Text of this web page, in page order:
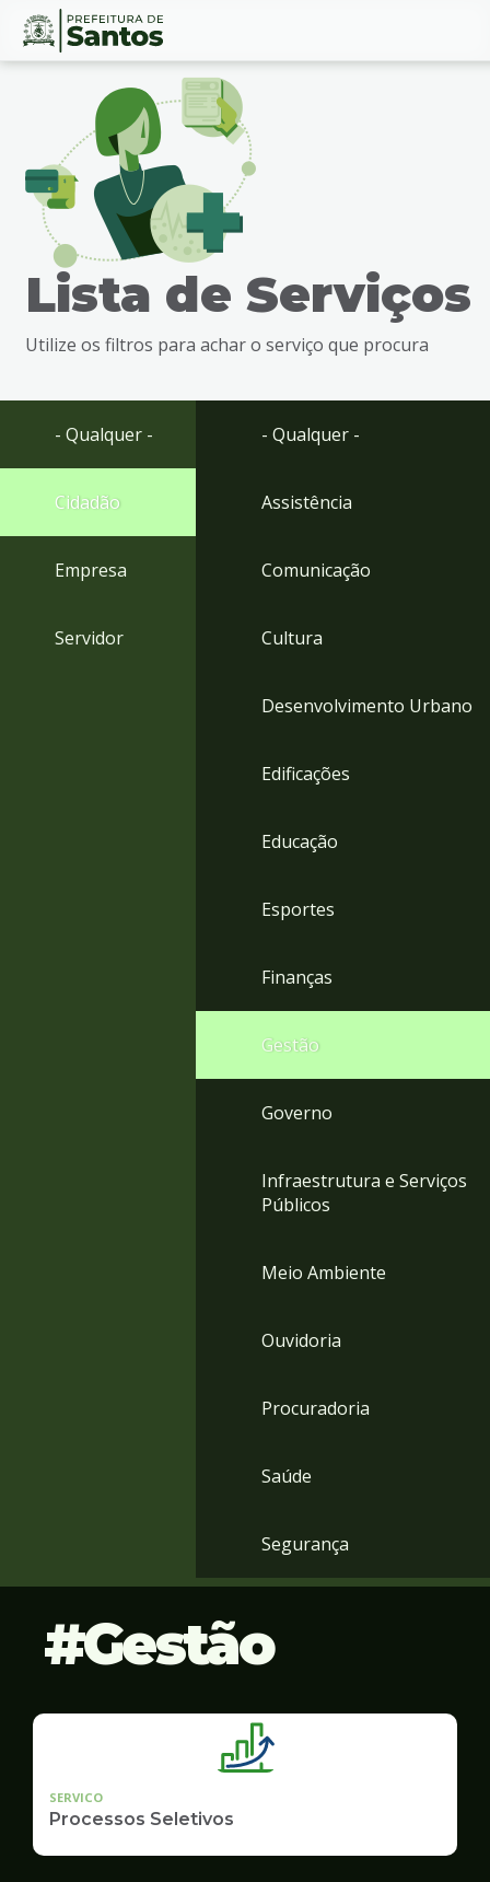
Ir
busca
Ir
rodapé
Conteúdo
Lista de Serviços
Utilize os filtros para achar o serviço que procura
- Qualquer -
Cidadão
Empresa
Servidor
- Qualquer -
Assistência
Comunicação
Cultura
Desenvolvimento Urbano
Edificações
Educação
Esportes
Finanças
Gestão
Governo
Infraestrutura e Serviços
Públicos
Meio Ambiente
Ouvidoria
Procuradoria
Saúde
Segurança
Gestão
SERVICO
Processos Seletivos